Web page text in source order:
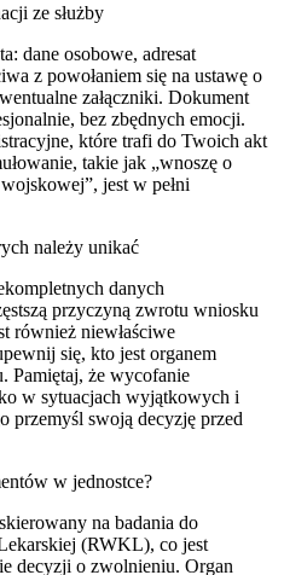
ze służby
dane osobowe, adresat
z powołaniem się na ustawę o
załączniki. Dokument
bez zbędnych emocji.
które trafi do Twoich akt
takie jak „wnoszę o
jest w pełni
należy unikać
danych
przyczyną zwrotu wniosku
również niewłaściwe
się, kto jest organem
Pamiętaj, że wycofanie
w sytuacjach wyjątkowych i
przemyśl swoją decyzję przed
w jednostce?
na badania do
(RWKL), co jest
decyzji o zwolnieniu. Organ